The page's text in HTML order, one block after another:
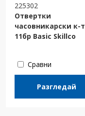
225302
Отвертки
часовникарски к-т
11бр Basic Skillco
Сравни
Разгледай